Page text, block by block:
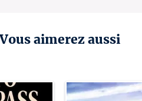
aimerez aussi